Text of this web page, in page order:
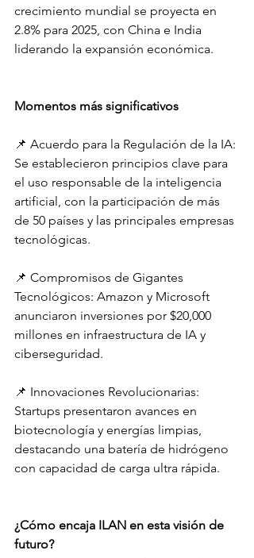
crecimiento mundial se proyecta en
2.8% para 2025, con China e India
liderando la expansión económica.
Momentos más significativos
📌 Acuerdo para la Regulación de la IA:
Se establecieron principios clave para
el uso responsable de la inteligencia
artificial, con la participación de más
de 50 países y las principales empresas
tecnológicas.
📌 Compromisos de Gigantes
Tecnológicos: Amazon y Microsoft
anunciaron inversiones por $20,000
millones en infraestructura de IA y
ciberseguridad.
📌 Innovaciones Revolucionarias:
Startups presentaron avances en
biotecnología y energías limpias,
destacando una batería de hidrógeno
con capacidad de carga ultra rápida.
¿Cómo encaja ILAN en esta visión de
futuro?